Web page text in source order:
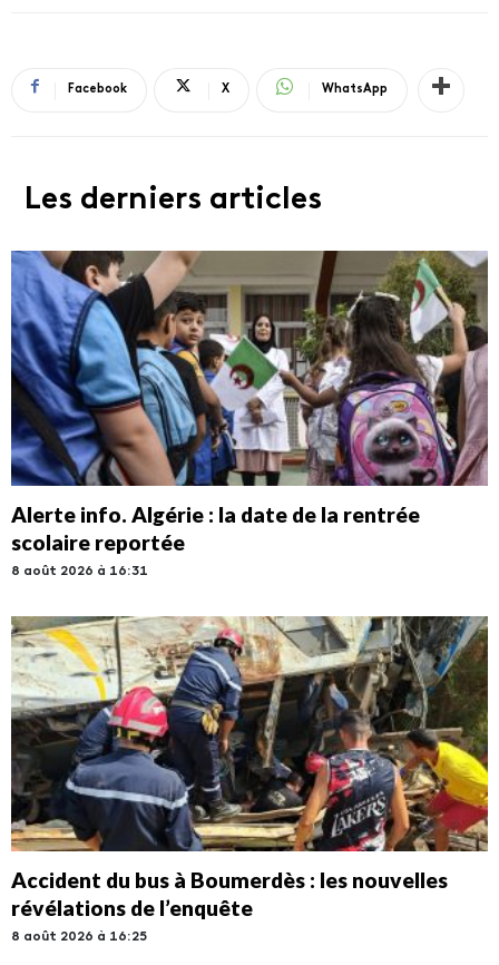
Facebook X WhatsApp
Les derniers articles
Alerte info. Algérie : la date de la rentrée
scolaire reportée
8 août 2026 à 16:31
Accident du bus à Boumerdès : les nouvelles
révélations de l’enquête
8 août 2026 à 16:25